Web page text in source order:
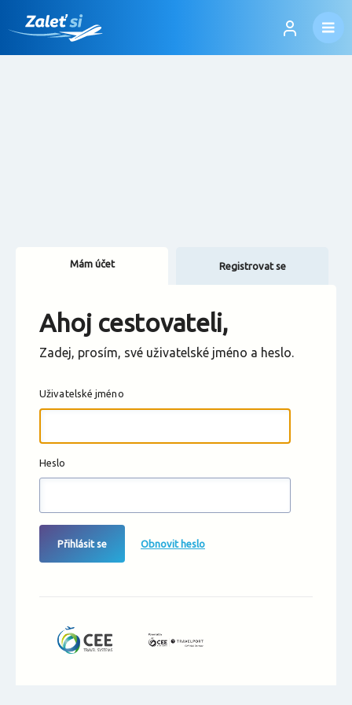
Změnit měnu
Mám účet Registrovat se
Ahoj cestovateli,
Zadej, prosím, své uživatelské jméno a heslo.
Uživatelské jméno
Heslo
Přihlásit se Obnovit heslo